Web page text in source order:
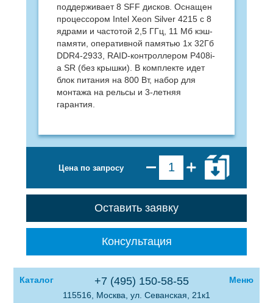
поддерживает 8 SFF дисков. Оснащен
процессором Intel Xeon Silver 4215 с 8
ядрами и частотой 2,5 ГГц, 11 Мб кэш-
памяти, оперативной памятью 1x 32Гб
DDR4-2933, RAID-контроллером P408i-
a SR (без крышки). В комплекте идет
блок питания на 800 Вт, набор для
монтажа на рельсы и 3-летняя
гарантия.
Цена по запросу
Оставить заявку
Консультация
Каталог +7 (495) 150-58-55
Меню
115516, Москва, ул. Севанская, 21к1